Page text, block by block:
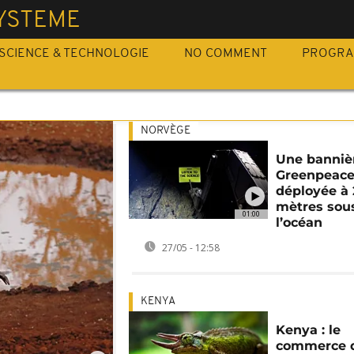
SCIENCE & TECHNOLOGIE NO COMMENT
01:00
NORVÈGE
Une
Greenpeace
déployée à
mètres
l’océan
27/05 - 12:58
KENYA
Kenya : le
commerce